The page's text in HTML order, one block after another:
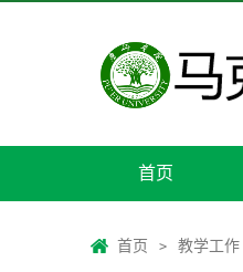
首页
首页 > 教学工作